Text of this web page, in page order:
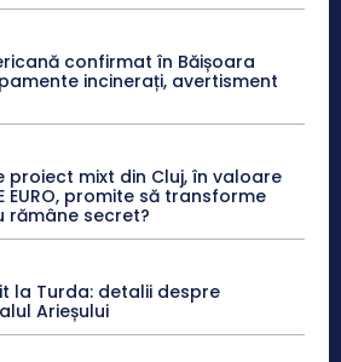
confirmat în Băișoara
incinerați, avertisment
proiect mixt din Cluj, în valoare
EURO, promite să transforme
rămâne secret?
la Turda: detalii despre
Arieșului